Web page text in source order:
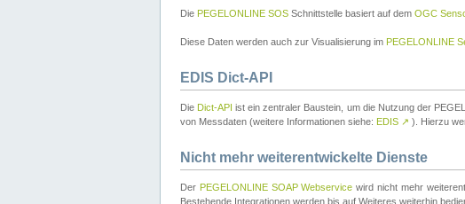
Die PEGELONLINE SOS Schnittstelle basiert auf dem OGC
Diese Daten werden auch zur Visualisierung im PEGELONLINE
EDIS Dict-API
Die Dict-API ist ein zentraler Baustein, um die Nutzung der
von Messdaten (weitere Informationen siehe: EDIS ↗ ). Hierzu
Nicht mehr weiterentwickelte Dienste
Der PEGELONLINE SOAP Webservice wird nicht mehr
Bestehende Integrationen werden bis auf Weiteres weiterhin